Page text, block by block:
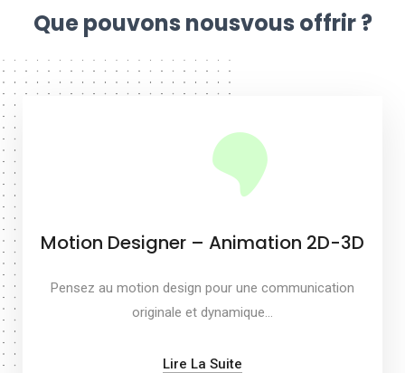
Que pouvons nousvous offrir ?
Motion Designer – Animation 2D-3D
Pensez au motion design pour une communication
originale et dynamique…
Lire La Suite